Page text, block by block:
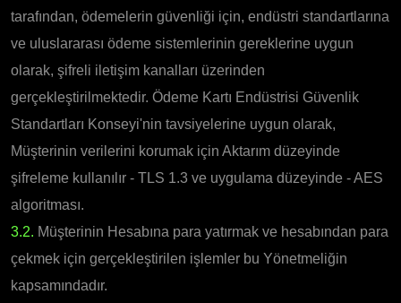
tarafından, ödemelerin güvenliği için, endüstri standartlarına
ve uluslararası ödeme sistemlerinin gereklerine uygun
olarak, şifreli iletişim kanalları üzerinden
gerçekleştirilmektedir. Ödeme Kartı Endüstrisi Güvenlik
Standartları Konseyi'nin tavsiyelerine uygun olarak,
Müşterinin verilerini korumak için Aktarım düzeyinde
şifreleme kullanılır - TLS 1.3 ve uygulama düzeyinde - AES
algoritması.
3.2. Müşterinin Hesabına para yatırmak ve hesabından para
çekmek için gerçekleştirilen işlemler bu Yönetmeliğin
kapsamındadır.